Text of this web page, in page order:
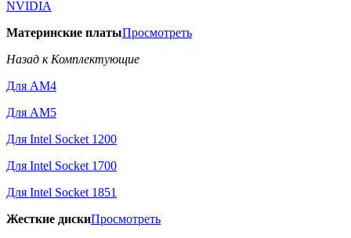
NVIDIA
Материнские платыПросмотреть
Назад к Комплектующие
Для AM4
Для AM5
Для Intel Socket 1200
Для Intel Socket 1700
Для Intel Socket 1851
Жесткие дискиПросмотреть